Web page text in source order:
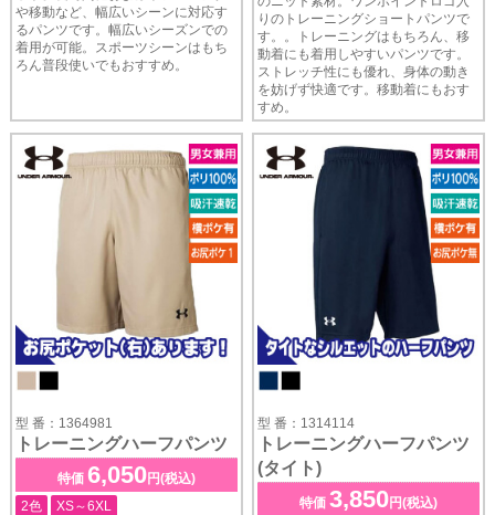
や移動など、幅広いシーンに対応す
るパンツです。幅広いシーズンでの
着用が可能。スポーツシーンはもち
ろん普段使いでもおすすめ。
りのトレーニングショートパンツで
す。。トレーニングはもちろん、移
動着にも着用しやすいパンツです。
ストレッチ性にも優れ、身体の動き
を妨げず快適です。移動着にもおす
すめ。
型 番：1364981
トレーニングハーフパンツ
特価 6,050円(税込)
2色
XS～6XL
型 番：1314114
トレーニングハーフパンツ
(タイト)
特価 3,850円(税込)